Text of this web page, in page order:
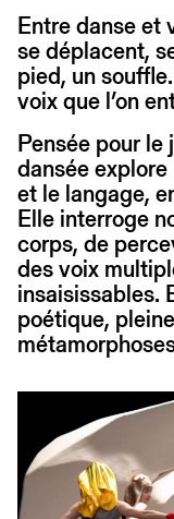
Entre danse et
se déplacent,
pied, un
voix que l’on
Pensée pour
dansée
et le langage,
Elle interroge
corps, de
des voix
insaisissables.
poétique,